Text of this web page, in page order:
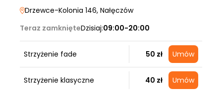
Drzewce-Kolonia 146, Nałęczów
Teraz zamknięteDzisiaj:09:00-20:00
Strzyżenie fade 50 zł Umów
Strzyżenie klasyczne 40 zł Umów